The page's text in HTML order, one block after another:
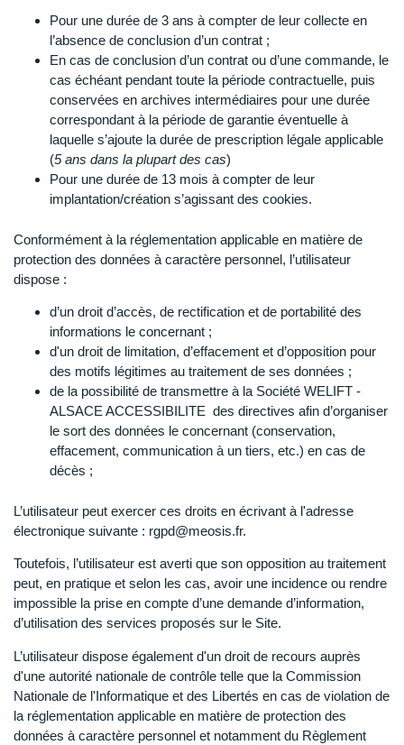
Pour une durée de 3 ans à compter de leur collecte en
l’absence de conclusion d’un contrat ;
En cas de conclusion d’un contrat ou d’une commande, le
cas échéant pendant toute la période contractuelle, puis
conservées en archives intermédiaires pour une durée
correspondant à la période de garantie éventuelle à
laquelle s’ajoute la durée de prescription légale applicable
(5 ans dans la plupart des cas)
Pour une durée de 13 mois à compter de leur
implantation/création s’agissant des cookies.
Conformément à la réglementation applicable en matière de
protection des données à caractère personnel, l’utilisateur
dispose :
d’un droit d’accès, de rectification et de portabilité des
informations le concernant ;
d'un droit de limitation, d’effacement et d’opposition pour
des motifs légitimes au traitement de ses données ;
de la possibilité de transmettre à la Société WELIFT -
ALSACE ACCESSIBILITE des directives afin d’organiser
le sort des données le concernant (conservation,
effacement, communication à un tiers, etc.) en cas de
décès ;
L’utilisateur peut exercer ces droits en écrivant à l'adresse
électronique suivante : rgpd@meosis.fr.
Toutefois, l’utilisateur est averti que son opposition au traitement
peut, en pratique et selon les cas, avoir une incidence ou rendre
impossible la prise en compte d’une demande d’information,
d’utilisation des services proposés sur le Site.
L’utilisateur dispose également d'un droit de recours auprès
d'une autorité nationale de contrôle telle que la Commission
Nationale de l'Informatique et des Libertés en cas de violation de
la réglementation applicable en matière de protection des
données à caractère personnel et notamment du Règlement